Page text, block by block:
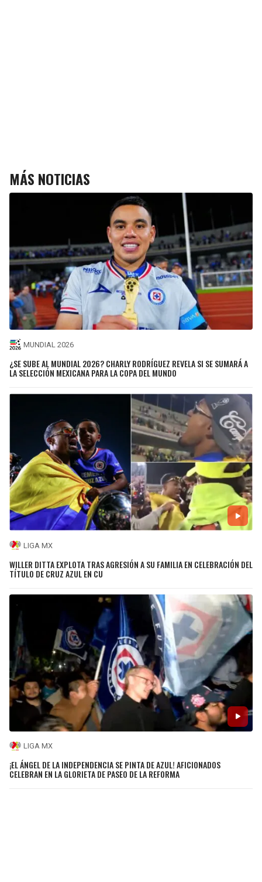
MÁS NOTICIAS
MUNDIAL 2026
¿SE SUBE AL MUNDIAL 2026? CHARLY RODRÍGUEZ REVELA SI SE SUMARÁ A
LA SELECCIÓN MEXICANA PARA LA COPA DEL MUNDO
LIGA MX
WILLER DITTA EXPLOTA TRAS AGRESIÓN A SU FAMILIA EN CELEBRACIÓN DEL
TÍTULO DE CRUZ AZUL EN CU
LIGA MX
¡EL ÁNGEL DE LA INDEPENDENCIA SE PINTA DE AZUL! AFICIONADOS
CELEBRAN EN LA GLORIETA DE PASEO DE LA REFORMA